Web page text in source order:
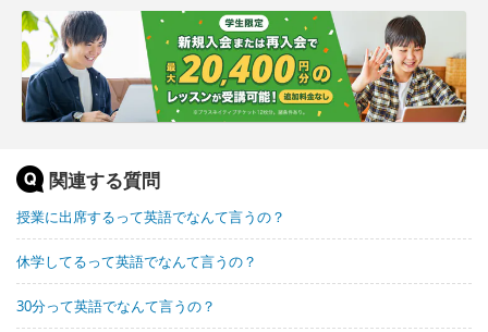
関連する質問
授業に出席するって英語でなんて言うの？
休学してるって英語でなんて言うの？
30分って英語でなんて言うの？